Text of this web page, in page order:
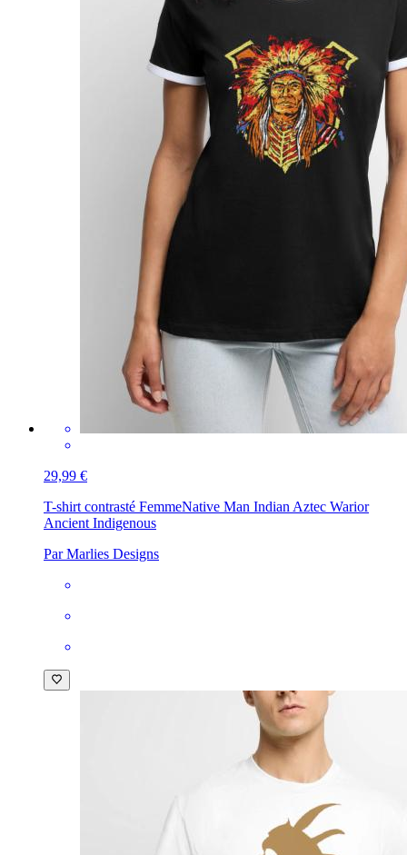
29,99 €
T-shirt contrasté FemmeNative Man Indian Aztec Warior
Ancient Indigenous
Par Marlies Designs